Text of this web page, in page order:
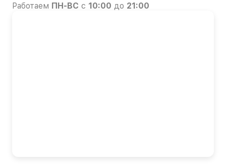
Работаем ПН-ВС с 10:00 до 21:00